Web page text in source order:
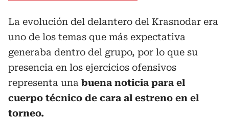
La evolución del delantero del Krasnodar era
uno de los temas que más expectativa
generaba dentro del grupo, por lo que su
presencia en los ejercicios ofensivos
representa una buena noticia para el
cuerpo técnico de cara al estreno en el
torneo.